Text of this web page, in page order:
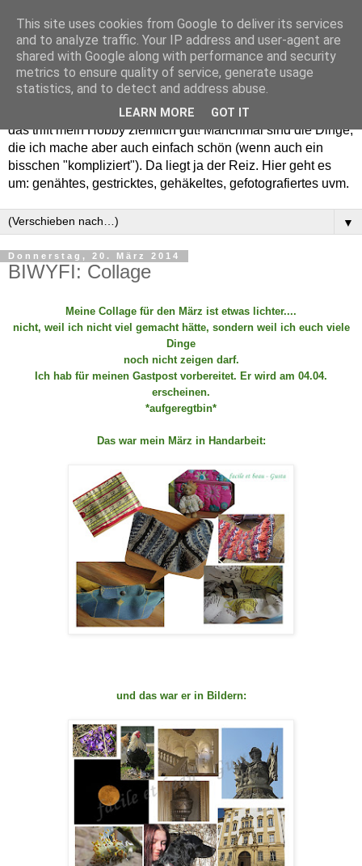
Willkommen in meinem "Wohnzimmer". Einfach und schön -
das trifft mein Hobby ziemlich gut! Manchmal sind die Dinge,
die ich mache aber auch einfach schön (wenn auch ein
bisschen "kompliziert"). Da liegt ja der Reiz. Hier geht es
um: genähtes, gestricktes, gehäkeltes, gefotografiertes uvm.
▼
Donnerstag, 20. März 2014
BIWYFI: Collage
Meine Collage für den März ist etwas lichter....
nicht, weil ich nicht viel gemacht hätte, sondern weil ich euch viele
Dinge
noch nicht zeigen darf.
Ich hab für meinen Gastpost vorbereitet. Er wird am 04.04.
erscheinen.
*aufgeregtbin*
Das war mein März in Handarbeit:
und das war er in Bildern:
This site uses cookies from Google to deliver its services
and to analyze traffic. Your IP address and user-agent are
shared with Google along with performance and security
metrics to ensure quality of service, generate usage
statistics, and to detect and address abuse.
LEARN MORE GOT IT